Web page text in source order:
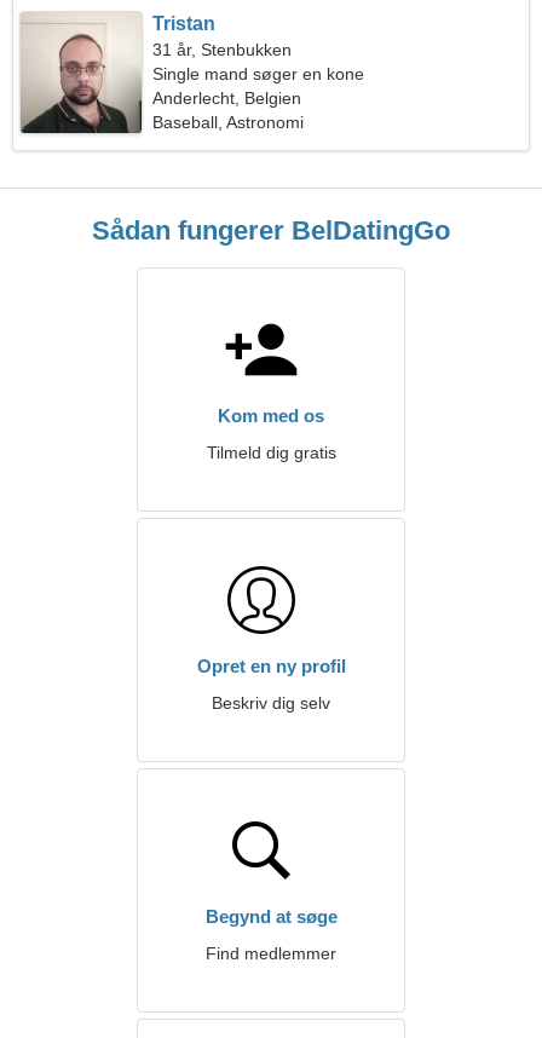
Tristan
31 år, Stenbukken
Single mand søger en kone
Anderlecht, Belgien
Baseball, Astronomi
Sådan fungerer BelDatingGo
Kom med os
Tilmeld dig gratis
Opret en ny profil
Beskriv dig selv
Begynd at søge
Find medlemmer